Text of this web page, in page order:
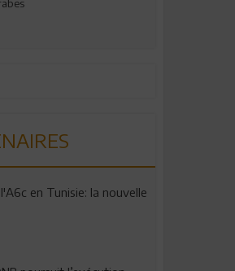
en Tunisie: la nouvelle